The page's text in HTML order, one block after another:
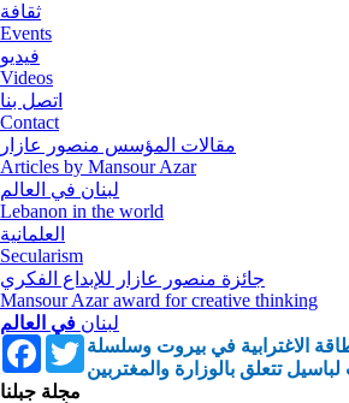
ثقافة
Events
فيديو
Videos
اتصل بنا
Contact
مقالات المؤسس منصور عازار
Articles by Mansour Azar
لبنان في العالم
Lebanon in the world
العلمانية
Secularism
جائزة منصور عازار للإبداع الفكري
Mansour Azar award for creative thinking
لبنان في العالم
FacebookTwitter
الاغترابية في بيروت وسلسلة
تتعلق بالوزارة والمغتربين
مجلة جبلنا